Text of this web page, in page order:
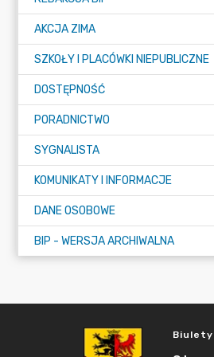
AKCJA ZIMA
SZKOŁY I PLACÓWKI NIEPUBLICZNE
DOSTĘPNOŚĆ
PORADNICTWO
SYGNALISTA
KOMUNIKATY I INFORMACJE
DANE OSOBOWE
BIP - WERSJA ARCHIWALNA